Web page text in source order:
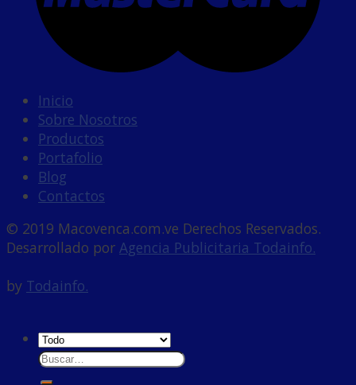
Inicio
Sobre Nosotros
Productos
Portafolio
Blog
Contactos
© 2019 Macovenca.com.ve Derechos Reservados.
Desarrollado por Agencia Publicitaria Todainfo.
by Todainfo.